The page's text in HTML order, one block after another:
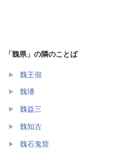
「魏県」の隣のことば
魏王假
魏璠
魏益三
魏知古
魏石鬼窟